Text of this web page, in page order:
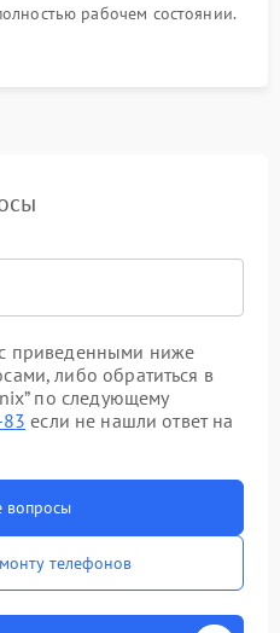
рабочем состоянии.
приведенными ниже
либо обратиться в
по следующему
если не нашли ответ на
телефонов